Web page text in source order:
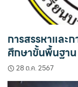
การสรรหาและ
ศึกษาขั้นพื้นฐาน
28 ต.ค. 2567